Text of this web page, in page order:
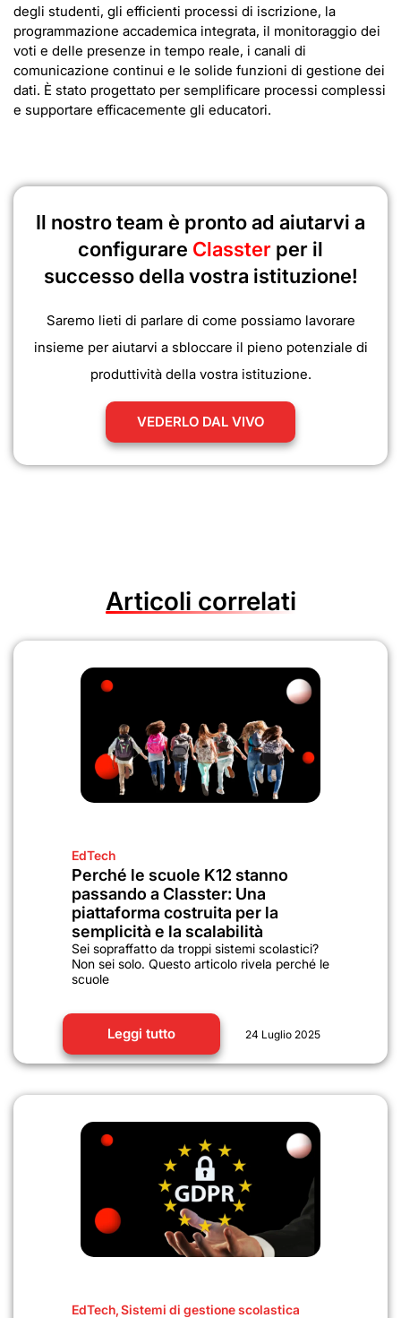
degli studenti, gli efficienti processi di iscrizione, la
programmazione accademica integrata, il monitoraggio dei
voti e delle presenze in tempo reale, i canali di
comunicazione continui e le solide funzioni di gestione dei
dati. È stato progettato per semplificare processi complessi
e supportare efficacemente gli educatori.
Il nostro team è pronto ad aiutarvi a
configurare Classter per il
successo della vostra istituzione!
Saremo lieti di parlare di come possiamo lavorare
insieme per aiutarvi a sbloccare il pieno potenziale di
produttività della vostra istituzione.
VEDERLO DAL VIVO
Articoli correlati
EdTech
Perché le scuole K12 stanno
passando a Classter: Una
piattaforma costruita per la
semplicità e la scalabilità
Sei sopraffatto da troppi sistemi scolastici?
Non sei solo. Questo articolo rivela perché le
scuole
Leggi tutto 24 Luglio 2025
EdTech,Sistemi di gestione scolastica